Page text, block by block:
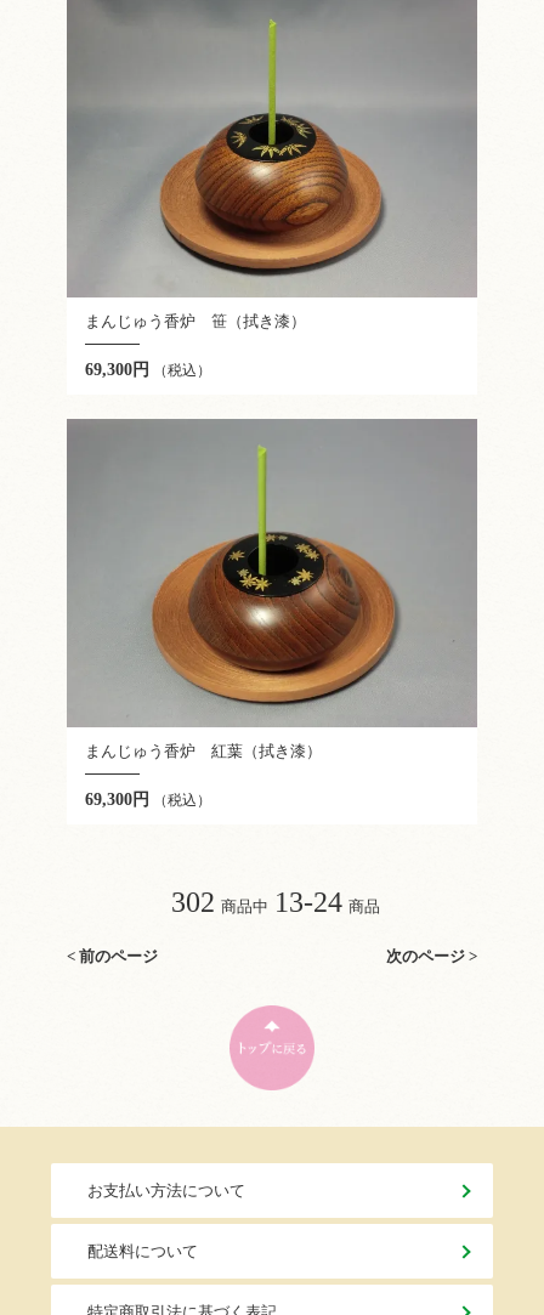
まんじゅう香炉 笹（拭き漆）
69,300円 （税込）
まんじゅう香炉 紅葉（拭き漆）
69,300円 （税込）
< 前のページ
302 商品中 13-24 商品
次のページ >
お支払い方法について
配送料について